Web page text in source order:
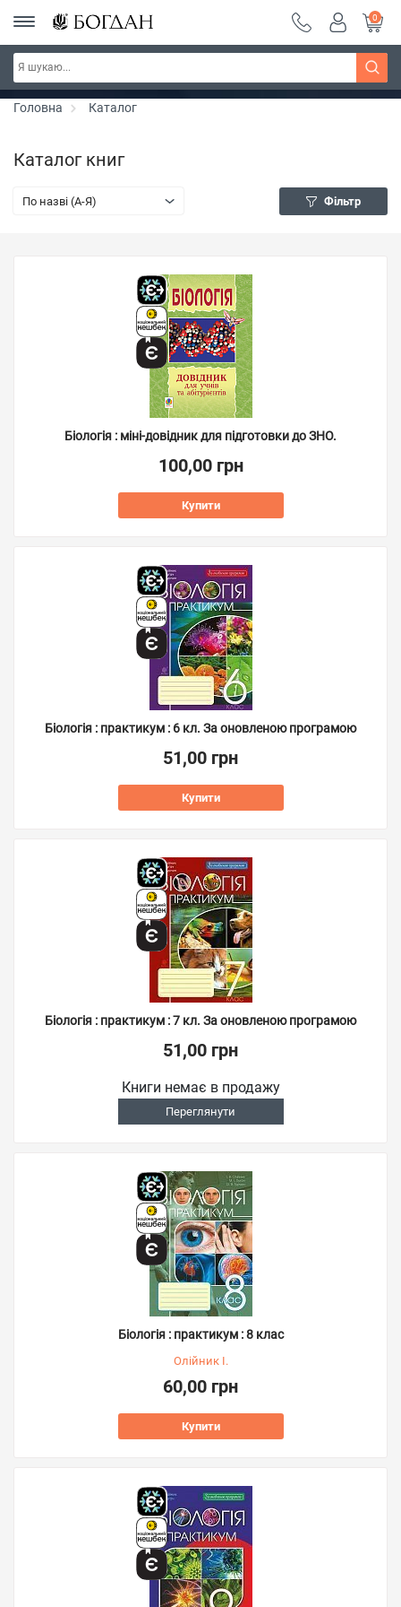
РОЗПРОДАЖ ~ 150 грн ~ 200 грн ~ 250 грн ~
300 грн ~ РОЗПРОДАЖ
Дізнатись більше
0
Головна Каталог
Каталог книг
По назві (A-Я) Фільтр
Біологія : міні-довідник для підготовки до ЗНО.
100,00 грн
Купити
Біологія : практикум : 6 кл. За оновленою програмою
51,00 грн
Купити
Біологія : практикум : 7 кл. За оновленою програмою
51,00 грн
Книги немає в продажу
Переглянути
Біологія : практикум : 8 клас
Олійник І.
60,00 грн
Купити